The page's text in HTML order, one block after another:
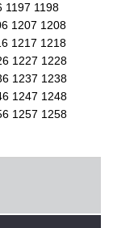
1197 1198
1207 1208
1217 1218
1227 1228
1237 1238
1247 1248
1257 1258